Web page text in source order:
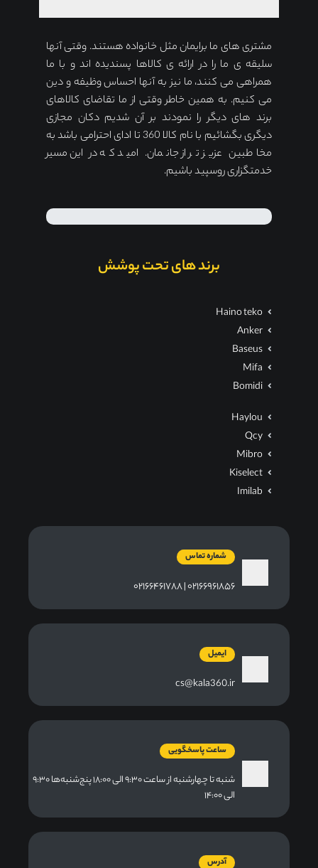
مشتری های ما برایمان مثل خانواده هستند. وقتی آنها
سلیقه ی ما را در ارائه ی کالاها پسندیده اند و با ما
همراهی می کنند، ما نیز به آنها احساس وظیفه و دین
می کنیم. به همین خاطر وقتی از ما تقاضای کالاهای
برند های دیگر را نمودند بر آن شدیم دکان مجازی
دیگری بگشائیم با نام کالا 360 تا ادای احترامی باشد به
مخاطبین عزیز تر از جانمان. امید که در این مسیر
خدمتگزاری روسپید باشیم.
برند های تحت پوشش
Haino teko
Anker
Baseus
Mifa
Bomidi
Haylou
Qcy
Mibro
Kiselect
Imilab
شماره تماس
۰۲۱۶۶۹۶۱۸۵۶ | ۰۲۱۶۶۴۶۱۷۸۸
ایمیل
cs@kala360.ir
ساعت پاسخگویی
شنبه تا چهارشنبه از ساعت ۹:۳۰ الی ۱۸:۰۰ پنج‌شنبه‌ها ۹:۳۰
الی ۱۴:۰۰
آدرس